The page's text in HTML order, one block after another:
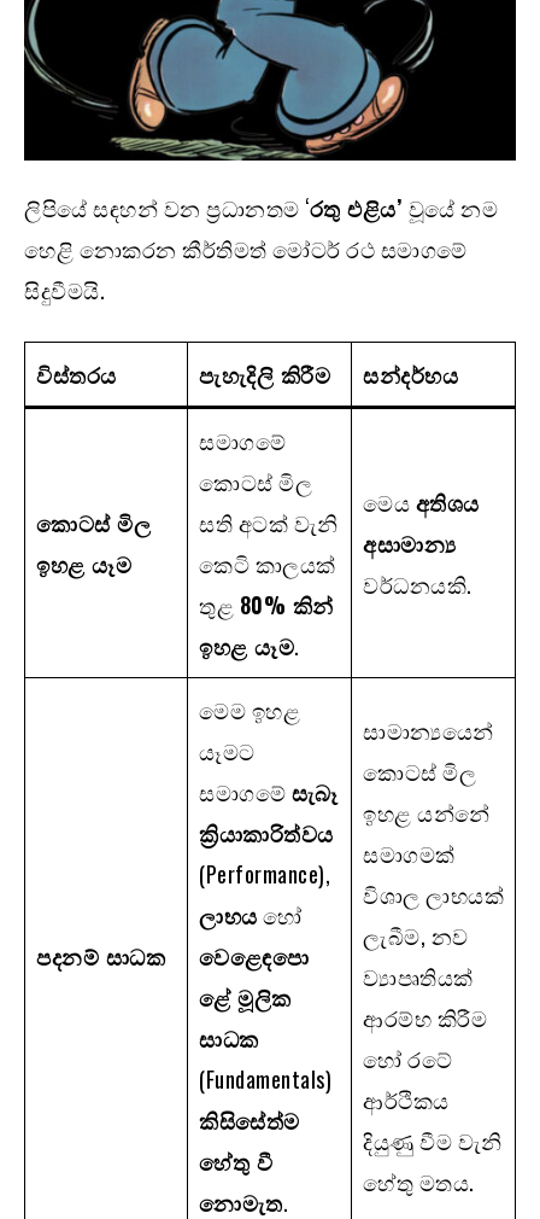
ලිපියේ සඳහන් වන ප්‍රධානතම ‘රතු එළිය’ වූයේ නම
හෙළි නොකරන කීර්තිමත් මෝටර් රථ සමාගමේ
සිදුවීමයි.
විස්තරය පැහැදිලි කිරීම සන්දර්භය
කොටස් මිල
ඉහළ යෑම
සමාගමේ
කොටස් මිල
සති අටක් වැනි
කෙටි කාලයක්
තුළ 80% කින්
ඉහළ යෑම.
මෙයඅතිශය
අසාමාන්‍ය
වර්ධනයකි.
පදනම් සාධක
මෙම ඉහළ
යෑමට
සමාගමේසැබෑ
ක්‍රියාකාරිත්වය
(Performance),
ලාභයහෝ
වෙළෙඳපො
ළේ මූලික
සාධක
(Fundamentals)
කිසිසේත්ම
හේතු වී
නොමැත.
සාමාන්‍යයෙන්
කොටස් මිල
ඉහළ යන්නේ
සමාගමක්
විශාල ලාභයක්
ලැබීම, නව
ව්‍යාපෘතියක්
ආරම්භ කිරීම
හෝ රටේ
ආර්ථිකය
දියුණු වීම වැනි
හේතු මතය.